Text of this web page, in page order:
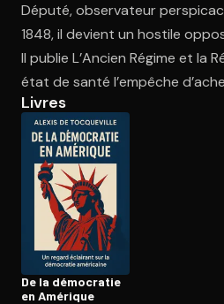
Ouvre l'app Appareil photo,
Député, observateur
1848, il devient un hostile
Il publie L’Ancien Régime et la
état de santé l’empêche
Livres
De la démocratie
en Amérique